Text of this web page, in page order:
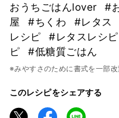
おうちごはんlover
#
屋
#ちくわ #レタス
レシピ
#レタスレシピ
ピ
#低糖質ごはん
※みやすさのために書式を一部改
このレシピをシェアする